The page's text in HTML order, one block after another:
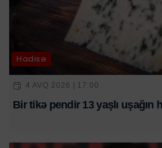
Hadisə
4 AVQ 2026 | 17:00
Bir tikə pendir 13 yaşlı uşağın